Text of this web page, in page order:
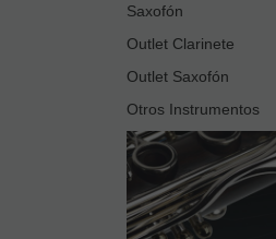
Saxofón
Outlet Clarinete
Outlet Saxofón
Otros Instrumentos